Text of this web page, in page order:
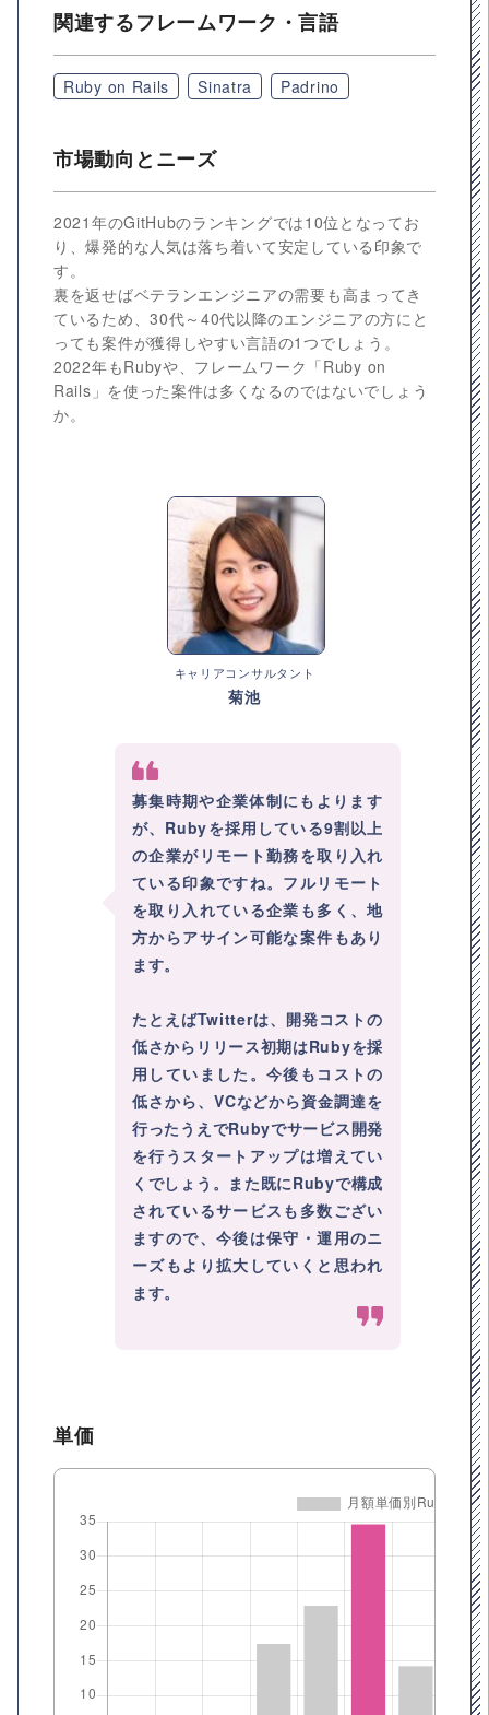
関連するフレームワーク・言語
Ruby on Rails Sinatra Padrino
市場動向とニーズ
2021年のGitHubのランキングでは10位となってお
り、爆発的な人気は落ち着いて安定している印象で
す。
裏を返せばベテランエンジニアの需要も高まってき
ているため、30代～40代以降のエンジニアの方にと
っても案件が獲得しやすい言語の1つでしょう。
2022年もRubyや、フレームワーク「Ruby on
Rails」を使った案件は多くなるのではないでしょう
か。
キャリアコンサルタント
菊池
募集時期や企業体制にもよります
が、Rubyを採用している9割以上
の企業がリモート勤務を取り入れ
ている印象ですね。フルリモート
を取り入れている企業も多く、地
方からアサイン可能な案件もあり
ます。
たとえばTwitterは、開発コストの
低さからリリース初期はRubyを採
用していました。今後もコストの
低さから、VCなどから資金調達を
行ったうえでRubyでサービス開発
を行うスタートアップは増えてい
くでしょう。また既にRubyで構成
されているサービスも多数ござい
ますので、今後は保守・運用のニ
ーズもより拡大していくと思われ
ます。
単価